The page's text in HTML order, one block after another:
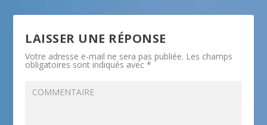
LAISSER UNE RÉPONSE
Votre adresse e-mail ne sera pas publiée. Les champs
obligatoires sont indiqués avec*